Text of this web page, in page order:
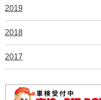
2019
2018
2017